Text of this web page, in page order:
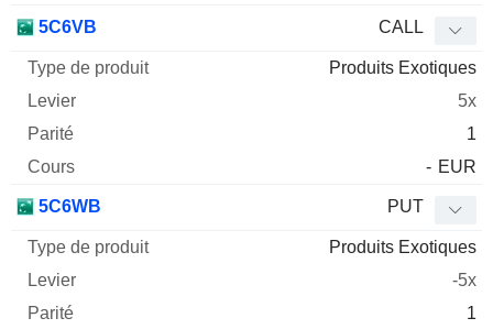
5C6VB CALL
Produits Exotiques
5x
1
- EUR
5C6WB PUT
Produits Exotiques
-5x
1